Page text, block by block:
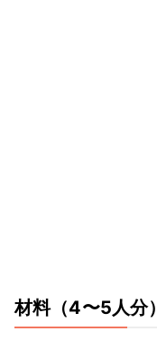
材料（4〜5人分）